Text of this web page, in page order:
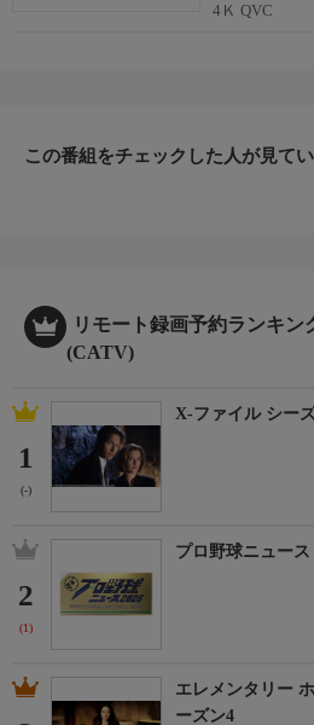
4Ｋ QVC
この番組をチェックした人が見て
リモート録画予約ランキン
(CATV)
1
(-)
X-ファイル シー
2
(1)
プロ野球ニュース
エレメンタリー
ーズン4